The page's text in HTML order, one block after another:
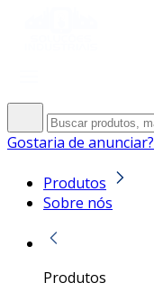
Gostaria de anunciar?
Produtos
Sobre nós
Produtos